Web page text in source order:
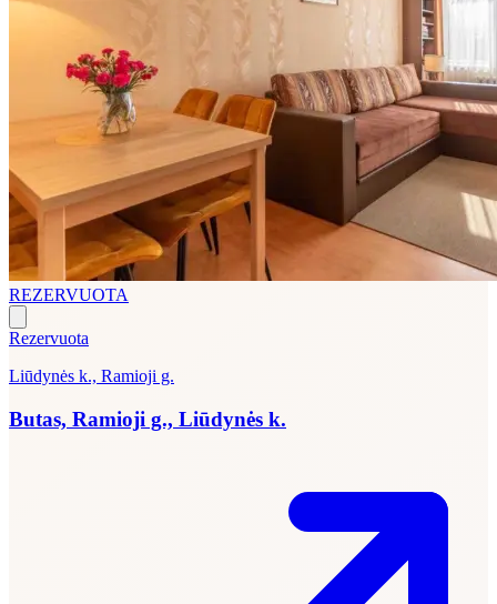
REZERVUOTA
Rezervuota
Liūdynės k., Ramioji g.
Butas, Ramioji g., Liūdynės k.